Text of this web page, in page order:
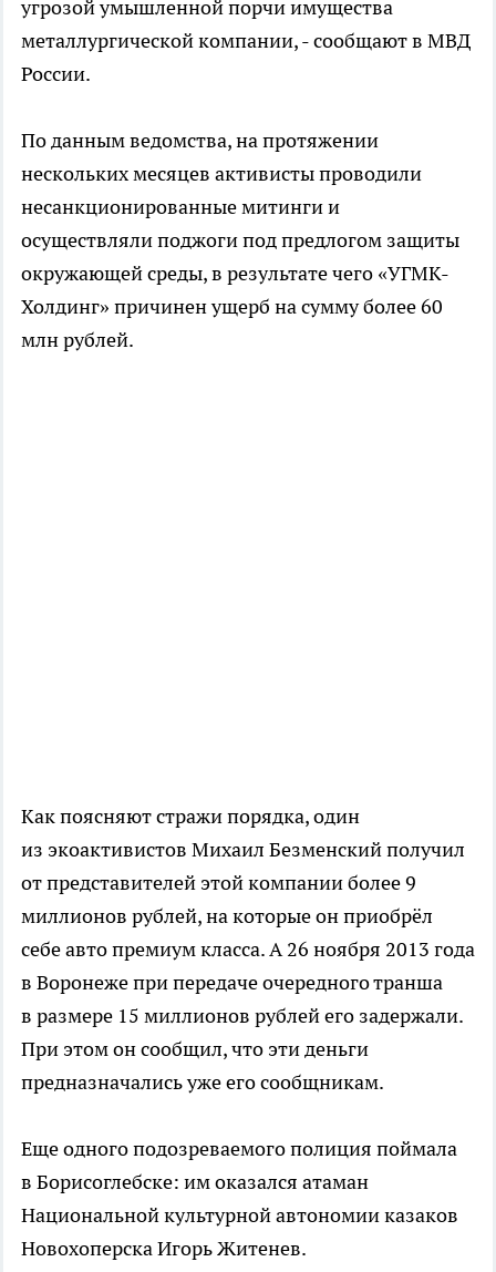
угрозой умышленной порчи имущества
металлургической компании, - сообщают в МВД
России.
По данным ведомства, на протяжении
нескольких месяцев активисты проводили
несанкционированные митинги и
осуществляли поджоги под предлогом защиты
окружающей среды, в результате чего «УГМК-
Холдинг» причинен ущерб на сумму более 60
млн рублей.
Как поясняют стражи порядка, один
из экоактивистов Михаил Безменский получил
от представителей этой компании более 9
миллионов рублей, на которые он приобрёл
себе авто премиум класса. А 26 ноября 2013 года
в Воронеже при передаче очередного транша
в размере 15 миллионов рублей его задержали.
При этом он сообщил, что эти деньги
предназначались уже его сообщникам.
Еще одного подозреваемого полиция поймала
в Борисоглебске: им оказался атаман
Национальной культурной автономии казаков
Новохоперска Игорь Житенев.